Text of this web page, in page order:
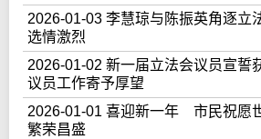
2026-01-03 李慧琼与陈振英角逐
选情激烈
2026-01-02 新一届立法会议员宣
议员工作寄予厚望
2026-01-01 喜迎新一年 市民祝愿
繁荣昌盛